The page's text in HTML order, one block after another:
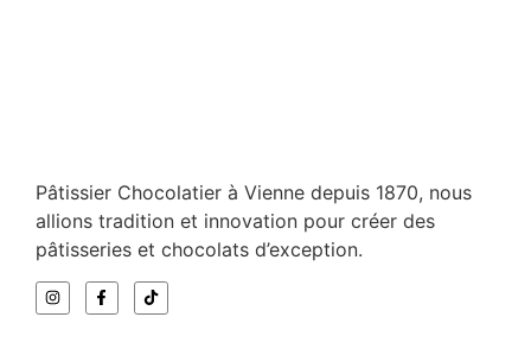
Pâtissier Chocolatier à Vienne depuis 1870, nous
allions tradition et innovation pour créer des
pâtisseries et chocolats d’exception.